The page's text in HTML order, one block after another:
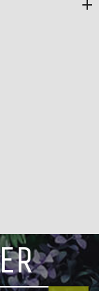
fleurs